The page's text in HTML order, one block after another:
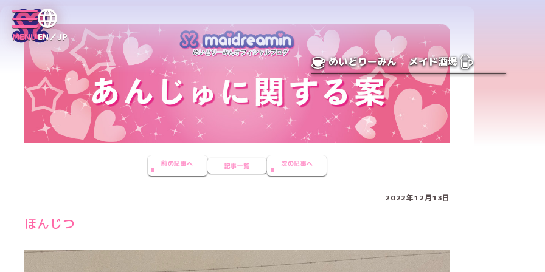
MENUEN／JP
めいどりーみん メイド酒場
前の記事へ 記事一覧 次の記事へ
2022年12月13日
ほんじつ